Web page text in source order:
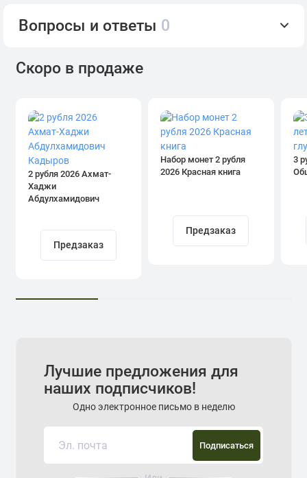
Вопросы и ответы 0
Скоро в продаже
2 рубля 2026 Ахмат-
Хаджи
Абдулхамидович
Предзаказ
Набор монет 2 рубля
2026 Красная книга
Предзаказ
3
Лучшие предложения для
наших подписчиков!
Одно электронное письмо в неделю
Подписаться